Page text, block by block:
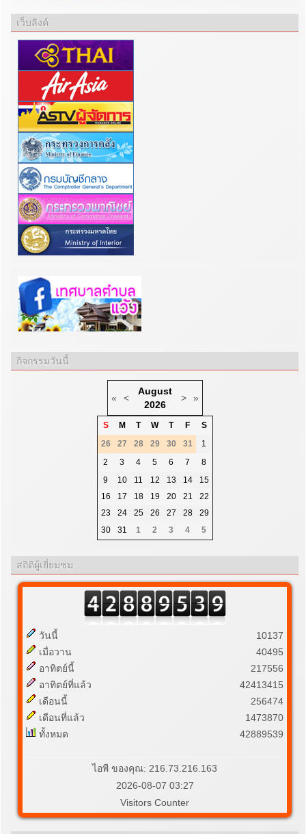
เว็บลิงค์
กิจกรรมวันนี้
« <
August
2026
> »
S M T W T F
S
26
27 28 29 30 31
1
2
3 4 5 6 7
8
9
10 11 12 13 14
15
16
17 18 19 20 21
22
23
24 25 26 27 28
29
30
31 1 2 3 4 5
สถิติผู้เยี่ยมชม
วันนี้
เมื่อวาน
อาทิตย์นี้
อาทิตย์ที่แล้ว
เดือนนี้
เดือนที่แล้ว
ทั้งหมด
10137
40495
217556
42413415
256474
1473870
42889539
ไอพี ของคุณ: 216.73.216.163
2026-08-07 03:27
Visitors Counter